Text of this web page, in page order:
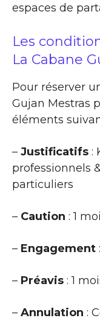
espaces de
Les
La Cabane
Pour réserver
Gujan Mestras
éléments
– Justificatifs :
professionnels
particuliers
– Caution : 1
– Engagement
– Préavis : 1
– Annulation :